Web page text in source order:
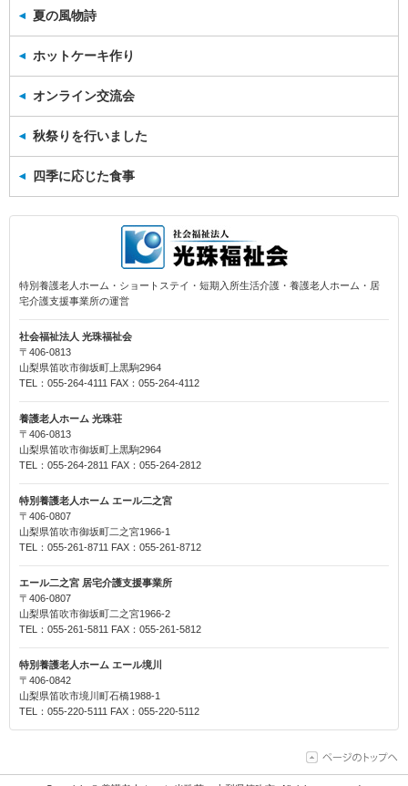
夏の風物詩
ホットケーキ作り
オンライン交流会
秋祭りを行いました
四季に応じた食事
特別養護老人ホーム・ショートステイ・短期入所生活介護・養護老人ホーム・居
宅介護支援事業所の運営
社会福祉法人 光珠福祉会
〒406-0813
山梨県笛吹市御坂町上黒駒2964
TEL：055-264-4111 FAX：055-264-4112
養護老人ホーム 光珠荘
〒406-0813
山梨県笛吹市御坂町上黒駒2964
TEL：055-264-2811 FAX：055-264-2812
特別養護老人ホーム エール二之宮
〒406-0807
山梨県笛吹市御坂町二之宮1966-1
TEL：055-261-8711 FAX：055-261-8712
エール二之宮 居宅介護支援事業所
〒406-0807
山梨県笛吹市御坂町二之宮1966-2
TEL：055-261-5811 FAX：055-261-5812
特別養護老人ホーム エール境川
〒406-0842
山梨県笛吹市境川町石橋1988-1
TEL：055-220-5111 FAX：055-220-5112